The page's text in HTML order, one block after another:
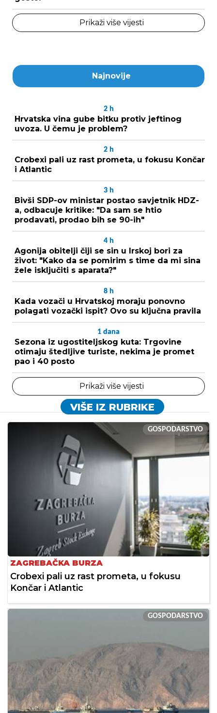
Prikaži više vijesti
Najnovije
2 h
Hrvatska vina gube bitku protiv jeftinog
uvoza. U čemu je problem?
2 h
Crobexi pali uz rast prometa, u fokusu Končar
i Atlantic
3 h
Bivši SDP-ov ministar postao savjetnik HDZ-
a, odbacuje kritike: "Da sam se htio
prodavati, prodao bih se 90-ih"
4 h
Agonija obitelji čiji se sin u Irskoj bori za
život: "Kako da se pomirim s time da mi sina
žele isključiti s aparata?"
8 h
Kada vozači u Hrvatskoj moraju ponovno
polagati vozački ispit? Ovo su ključna pravila
1 dana
Sezona iz ugostiteljskog kuta: Trgovine
otimaju štedljive turiste, nekima je promet
pao i 40 posto
Prikaži više vijesti
VIŠE IZ RUBRIKE
GOSPODARSTVO
ZAGREBAČKA BURZA
Crobexi pali uz rast prometa, u fokusu
Končar i Atlantic
GOSPODARSTVO